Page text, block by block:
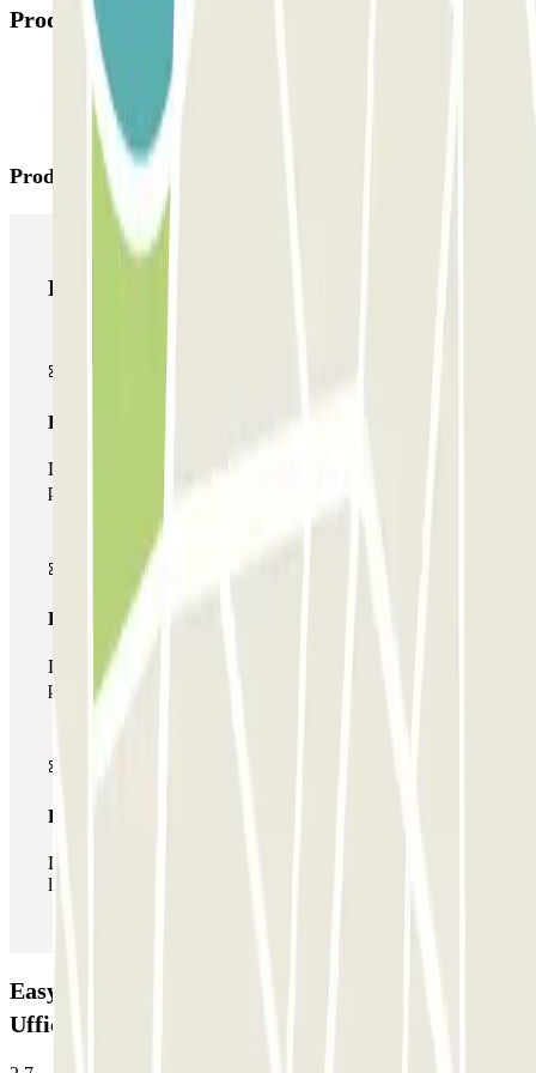
Productos disponibles
Productos de Parclick
Productos de Parclick
Pase básico
Durante tu estancia podrás entrar y salir una única vez al
parking
Pase multiparking
Durante tu estancia podrás hacer uso de toda la red de
parkings de este operador disponibles en Parclick.
Pase ilimitado
Durante tu estancia podrás entrar y salir del parking todas
las veces que quieras.
Easy Parking Ciampino P4 ADR - Parcheggio
Ufficiale Aeroporto di Roma: Opiniones